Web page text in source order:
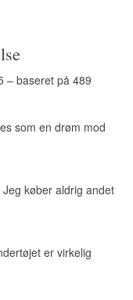
– baseret på 489
som en drøm mod
køber aldrig andet
er virkelig